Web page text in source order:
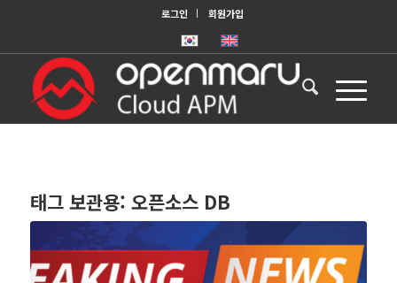
로그인 회원가입
태그 보관용: 오픈소스 DB